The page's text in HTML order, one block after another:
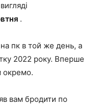
.
пк в той же день, а
2022 року. Вперше
окремо.
вам бродити по